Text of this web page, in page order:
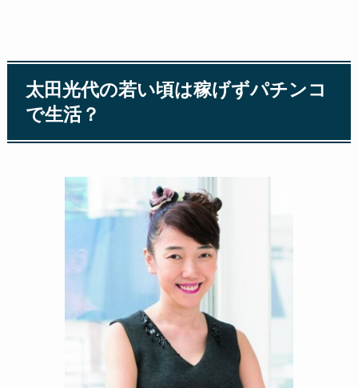
太田光代の若い頃は稼げずパチンコ
で生活？